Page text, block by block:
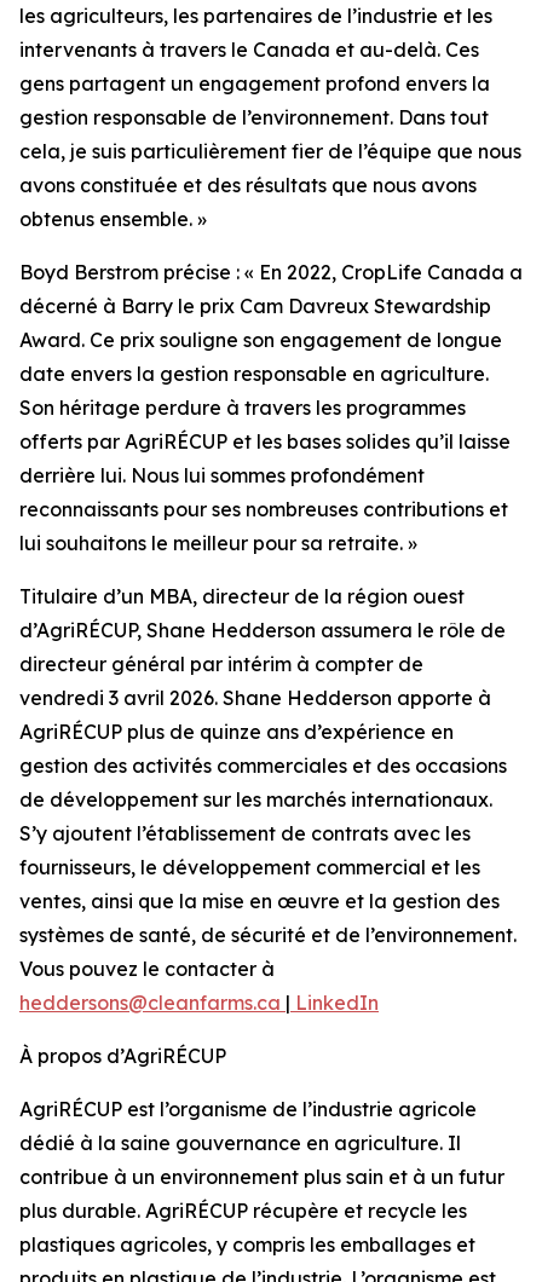
les agriculteurs, les partenaires de l’industrie et les
intervenants à travers le Canada et au-delà. Ces
gens partagent un engagement profond envers la
gestion responsable de l’environnement. Dans tout
cela, je suis particulièrement fier de l’équipe que nous
avons constituée et des résultats que nous avons
obtenus ensemble. »
Boyd Berstrom précise : « En 2022, CropLife Canada a
décerné à Barry le prix Cam Davreux Stewardship
Award. Ce prix souligne son engagement de longue
date envers la gestion responsable en agriculture.
Son héritage perdure à travers les programmes
offerts par AgriRÉCUP et les bases solides qu’il laisse
derrière lui. Nous lui sommes profondément
reconnaissants pour ses nombreuses contributions et
lui souhaitons le meilleur pour sa retraite. »
Titulaire d’un MBA, directeur de la région ouest
d’AgriRÉCUP, Shane Hedderson assumera le rôle de
directeur général par intérim à compter de
vendredi 3 avril 2026. Shane Hedderson apporte à
AgriRÉCUP plus de quinze ans d’expérience en
gestion des activités commerciales et des occasions
de développement sur les marchés internationaux.
S’y ajoutent l’établissement de contrats avec les
fournisseurs, le développement commercial et les
ventes, ainsi que la mise en œuvre et la gestion des
systèmes de santé, de sécurité et de l’environnement.
Vous pouvez le contacter à
heddersons@cleanfarms.ca | LinkedIn
À propos d’AgriRÉCUP
AgriRÉCUP est l’organisme de l’industrie agricole
dédié à la saine gouvernance en agriculture. Il
contribue à un environnement plus sain et à un futur
plus durable. AgriRÉCUP récupère et recycle les
plastiques agricoles, y compris les emballages et